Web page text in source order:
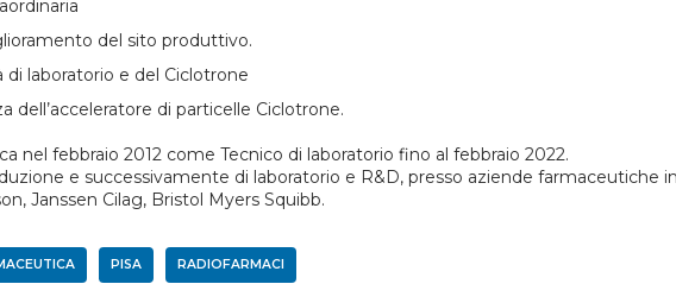
del sito produttivo.
laboratorio e del Ciclotrone
di particelle Ciclotrone.
nel febbraio 2012 come Tecnico di laboratorio fino al febbraio 2022.
e successivamente di laboratorio e R&D, presso aziende farmaceutiche
Janssen Cilag, Bristol Myers Squibb.
PISA RADIOFARMACI